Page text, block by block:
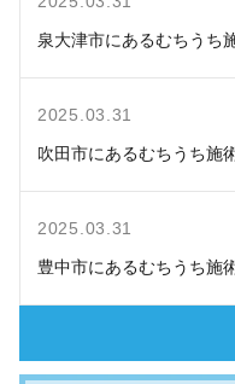
泉大津市にあるむちうち
2025.03.31
吹田市にあるむちうち施
2025.03.31
豊中市にあるむちうち施